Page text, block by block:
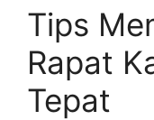
Tips
Rapat
Tepat